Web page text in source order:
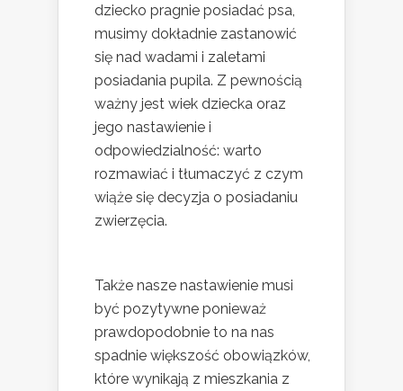
dziecko pragnie posiadać psa,
musimy dokładnie zastanowić
się nad wadami i zaletami
posiadania pupila. Z pewnością
ważny jest wiek dziecka oraz
jego nastawienie i
odpowiedzialność: warto
rozmawiać i tłumaczyć z czym
wiąże się decyzja o posiadaniu
zwierzęcia.
Także nasze nastawienie musi
być pozytywne ponieważ
prawdopodobnie to na nas
spadnie większość obowiązków,
które wynikają z mieszkania z